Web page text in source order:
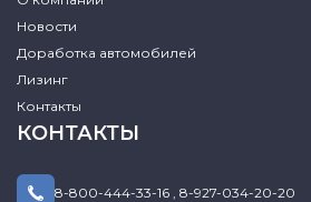
Новости
Доработка автомобилей
Лизинг
Контакты
КОНТАКТЫ
8-800-444-33-16 8-927-034-20-20